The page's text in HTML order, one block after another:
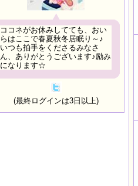
ココネがお休みしてても、おい
らはここで春夏秋冬居眠り～♪
いつも拍手をくださるみなさ
ん、ありがとうございます♪励み
になります☆
(最終ログインは3日以上)